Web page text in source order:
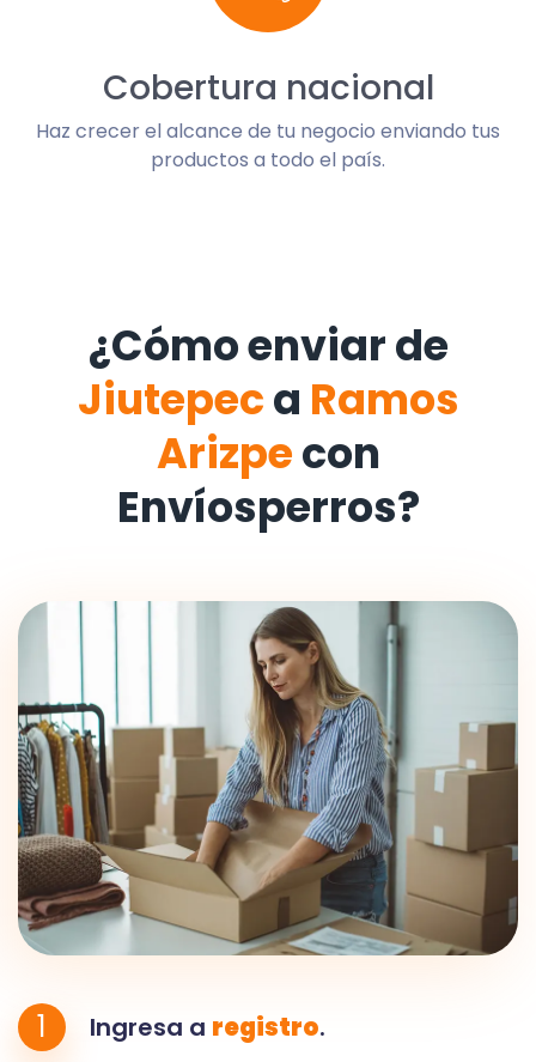
Cobertura nacional
Haz crecer el alcance de tu negocio enviando tus
productos a todo el país.
¿Cómo enviar de
Jiutepeca Ramos
Arizpecon
Envíosperros?
1 Ingresa a registro.